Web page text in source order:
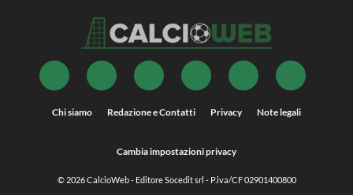
Chi siamo Redazione e Contatti Privacy Note legali
Cambia impostazioni privacy
© 2026CalcioWeb- Editore Socedit srl - P.iva/CF 02901400800